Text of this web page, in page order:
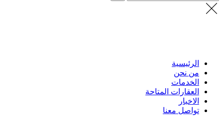
الرئيسية
من نحن
الخدمات
العقارات المتاحة
الاخبار
تواصل معنا